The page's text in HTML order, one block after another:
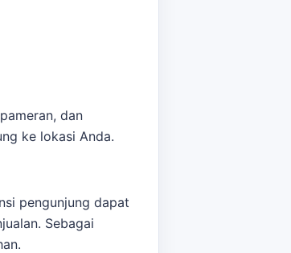
dan
ke lokasi Anda.
pengunjung dapat
Sebagai